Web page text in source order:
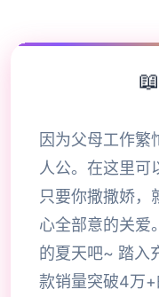
📖
因为父母工作繁
人公。在这里可
只要你撒撒娇，
心全部意的关爱
的夏天吧~ 踏入
款销量突破4万+